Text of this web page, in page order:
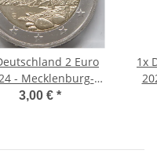
2 Euro
- Mecklenburg-
Vorpommern -
3,00 € *
1x